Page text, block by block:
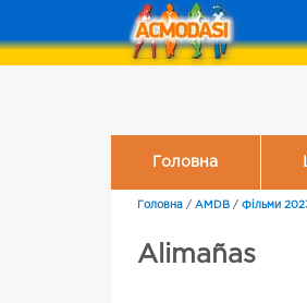
Головна
Головна / AMDB / Фільми
Alimañas